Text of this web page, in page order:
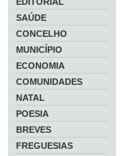
SAÚDE
CONCELHO
MUNICÍPIO
ECONOMIA
COMUNIDADES
NATAL
POESIA
BREVES
FREGUESIAS